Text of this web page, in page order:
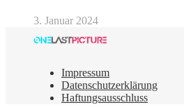
3. Januar 2024
Impressum
Datenschutzerklärung
Haftungsausschluss